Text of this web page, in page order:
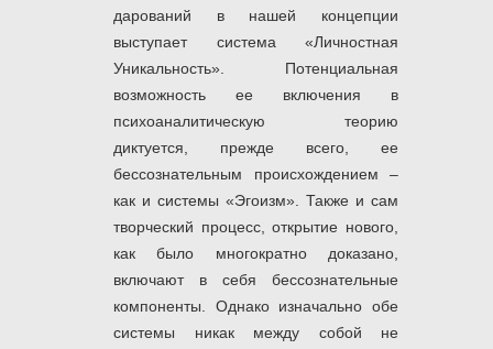
дарований в нашей концепции
выступает система «Личностная
Уникальность». Потенциальная
возможность ее включения в
психоаналитическую теорию
диктуется, прежде всего, ее
бессознательным происхождением –
как и системы «Эгоизм». Также и сам
творческий процесс, открытие нового,
как было многократно доказано,
включают в себя бессознательные
компоненты. Однако изначально обе
системы никак между собой не